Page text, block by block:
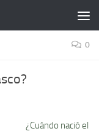
0
¿Cuándo nació el